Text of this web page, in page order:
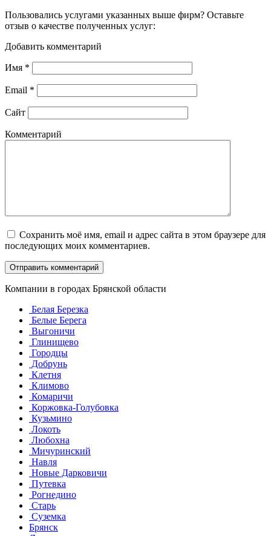
Пользовались услугами указанных выше фирм? Оставьте
отзыв о качестве полученных услуг:
Добавить комментарий
Имя *
Email *
Сайт
Комментарий
Сохранить моё имя, email и адрес сайта в этом браузере для
последующих моих комментариев.
Компании в городах Брянской области
Белая Березка
Белые Берега
Выгоничи
Глинищево
Городцы
Добрунь
Клетня
Климово
Комаричи
Коржовка-Голубовка
Кузьмино
Локоть
Любохна
Мичуринский
Навля
Новые Дарковичи
Путевка
Рогнедино
Старь
Суземка
Брянск